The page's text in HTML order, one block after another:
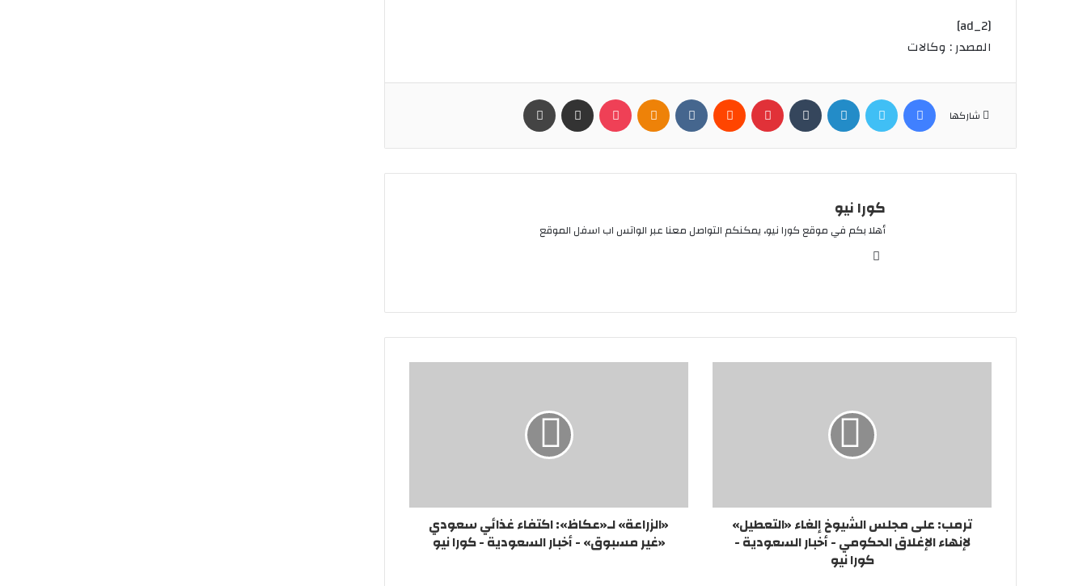
[ad_2]
المصدر : وكالات
شاركها
فيسبوك تويتر لينكدإن بينتيريست Odnoklassniki
بوكيت مشاركة عبر البريد
كورا نيو
أهلا بكم في موقع كورا نيو، يمكنكم التواصل معنا عبر الواتس اب اسفل الموقع
ترمب: على مجلس الشيوخ إلغاء «التعطيل»
لإنهاء الإغلاق الحكومي - أخبار السعودية -
كورا نيو
«الزراعة» لـ«عكاظ»: اكتفاء غذائي سعودي
«غير مسبوق» - أخبار السعودية - كورا نيو